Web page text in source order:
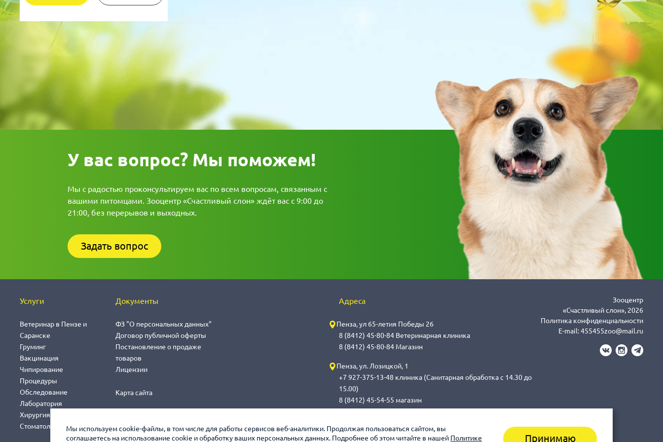
Мы используем cookie-файлы, в том числе для работы сервисов веб-аналитики. Продолжая пользоваться сайтом, вы
соглашаетесь на использование cookie и обработку ваших персональных данных. Подробнее об этом читайте в нашей Политике Принимаю
Для рептилий Обследование
Лаборатория
Стоматология
У вас вопрос? Мы поможем!
Мы с радостью проконсультируем вас по всем вопросам, связанным с
вашими питомцами. Зооцентр «Счастливый слон» ждёт вас с 9:00 до
21:00, без перерывов и выходных.
Задать вопрос
Услуги
Ветеринар в Пензе и
Саранске
Груминг
Вакцинация
Чипирование
Процедуры
Обследование
Лаборатория
Хирургия
Стоматология
Документы
ФЗ "О персональных данных"
Договор публичной оферты
Постановление о продаже
товаров
Лицензии
Карта сайта
Адреса
Пенза, ул 65-летия Победы 26
8 (8412) 45-80-84 Ветеринарная клиника
8 (8412) 45-80-84 Магазин
Пенза, ул. Лозицкой, 1
+7 927-375-13-48 клиника (Санитарная обработка с 14.30 до
15.00)
8 (8412) 45-54-55 магазин
8 (8342) 314-341, сот 8(9648) 53-43-41 клиника (Санитарная
Зооцентр
«Счастливый слон», 2026
Политика конфиденциальности
E-mail:455455zoo@mail.ru